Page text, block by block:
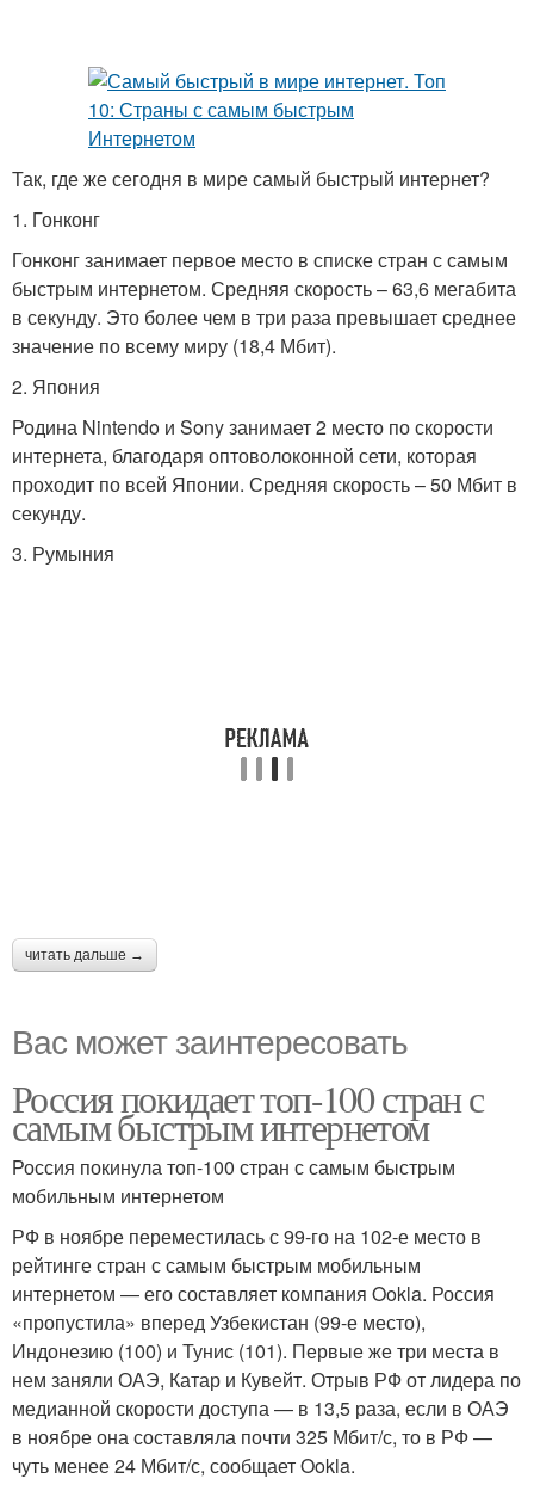
Так, где же сегодня в мире самый быстрый интернет?
1. Гонконг
Гонконг занимает первое место в списке стран с самым
быстрым интернетом. Средняя скорость – 63,6 мегабита
в секунду. Это более чем в три раза превышает среднее
значение по всему миру (18,4 Мбит).
2. Япония
Родина Nintendo и Sony занимает 2 место по скорости
интернета, благодаря оптоволоконной сети, которая
проходит по всей Японии. Средняя скорость – 50 Мбит в
секунду.
3. Румыния
читать дальше →
Вас может заинтересовать
Россия покидает топ-100 стран с
самым быстрым интернетом
Россия покинула топ-100 стран с самым быстрым
мобильным интернетом
РФ в ноябре переместилась с 99-го на 102-е место в
рейтинге стран с самым быстрым мобильным
интернетом — его составляет компания Ookla. Россия
«пропустила» вперед Узбекистан (99-е место),
Индонезию (100) и Тунис (101). Первые же три места в
нем заняли ОАЭ, Катар и Кувейт. Отрыв РФ от лидера по
медианной скорости доступа — в 13,5 раза, если в ОАЭ
в ноябре она составляла почти 325 Мбит/с, то в РФ —
чуть менее 24 Мбит/с, сообщает Ookla.